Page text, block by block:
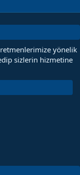
yönelik
sizlerin hizmetine